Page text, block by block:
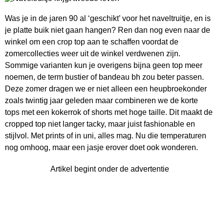
Was je in de jaren 90 al ‘geschikt’ voor het naveltruitje, en is
je platte buik niet gaan hangen? Ren dan nog even naar de
winkel om een crop top aan te schaffen voordat de
zomercollecties weer uit de winkel verdwenen zijn.
Sommige varianten kun je overigens bijna geen top meer
noemen, de term bustier of bandeau bh zou beter passen.
Deze zomer dragen we er niet alleen een heupbroekonder
zoals twintig jaar geleden maar combineren we de korte
tops met een kokerrok of shorts met hoge taille. Dit maakt de
cropped top niet langer tacky, maar juist fashionable en
stijlvol. Met prints of in uni, alles mag. Nu die temperaturen
nog omhoog, maar een jasje erover doet ook wonderen.
Artikel begint onder de advertentie